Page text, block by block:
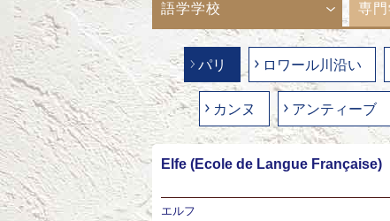
語学学校 専
パリ ロワール川沿い
カンヌ アンティーブ
Elfe (Ecole de Langue Française)
エルフ